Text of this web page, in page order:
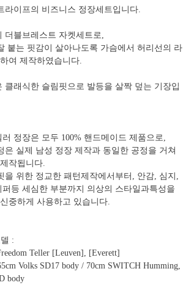
라이프의 비즈니스 정장세트입니다.
더블브레스트 자켓세트로,
붙는 핏감이 살아나도록 가슴에서 허리선의 라
여 제작하였습니다.
클래식한 슬림핏으로 발등을 살짝 덮는 기장입
정장은 모두 100% 핸드메이드 제품으로,
은 실제 남성 정장 제작과 동일한 공정을 거쳐
작됩니다.
을 위한 정교한 패턴제작에서부터, 안감, 심지,
퍼등 세심한 부분까지 의상의 스타일과특성을
중하게 사용하고 있습니다.
:
Teller [Leuven], [Everett]
Volks SD17 body / 70cm SWITCH Humming,
body